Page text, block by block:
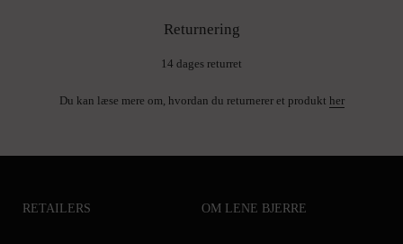
Returnering
14 dages returret
Du kan læse mere om, hvordan du returnerer et produkt her
RETAILERS OM LENE BJERRE